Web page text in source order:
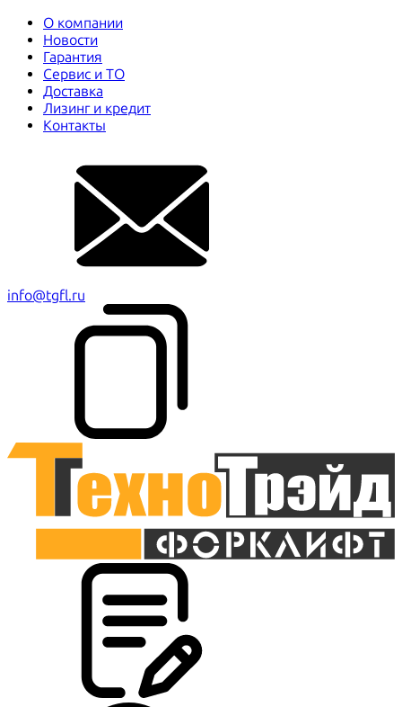
О компании
Новости
Гарантия
Сервис и ТО
Доставка
Лизинг и кредит
Контакты
info@tgfl.ru